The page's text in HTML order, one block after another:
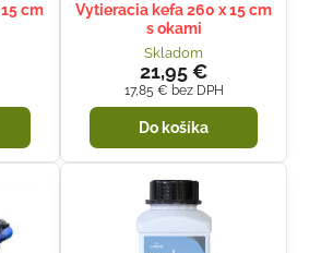
cm
Vytieracia kefa 260 x 15 cm
s okami
Skladom
21,95 €
17,85 € bez DPH
Do košíka